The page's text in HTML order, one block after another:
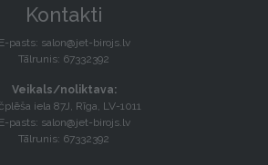
Kontakti
E-pasts: salon@jet-birojs.lv
Tālrunis: 67332392
Veikals/noliktava:
iela 87J, Rīga, LV-1011
E-pasts: salon@jet-birojs.lv
Tālrunis: 67332392